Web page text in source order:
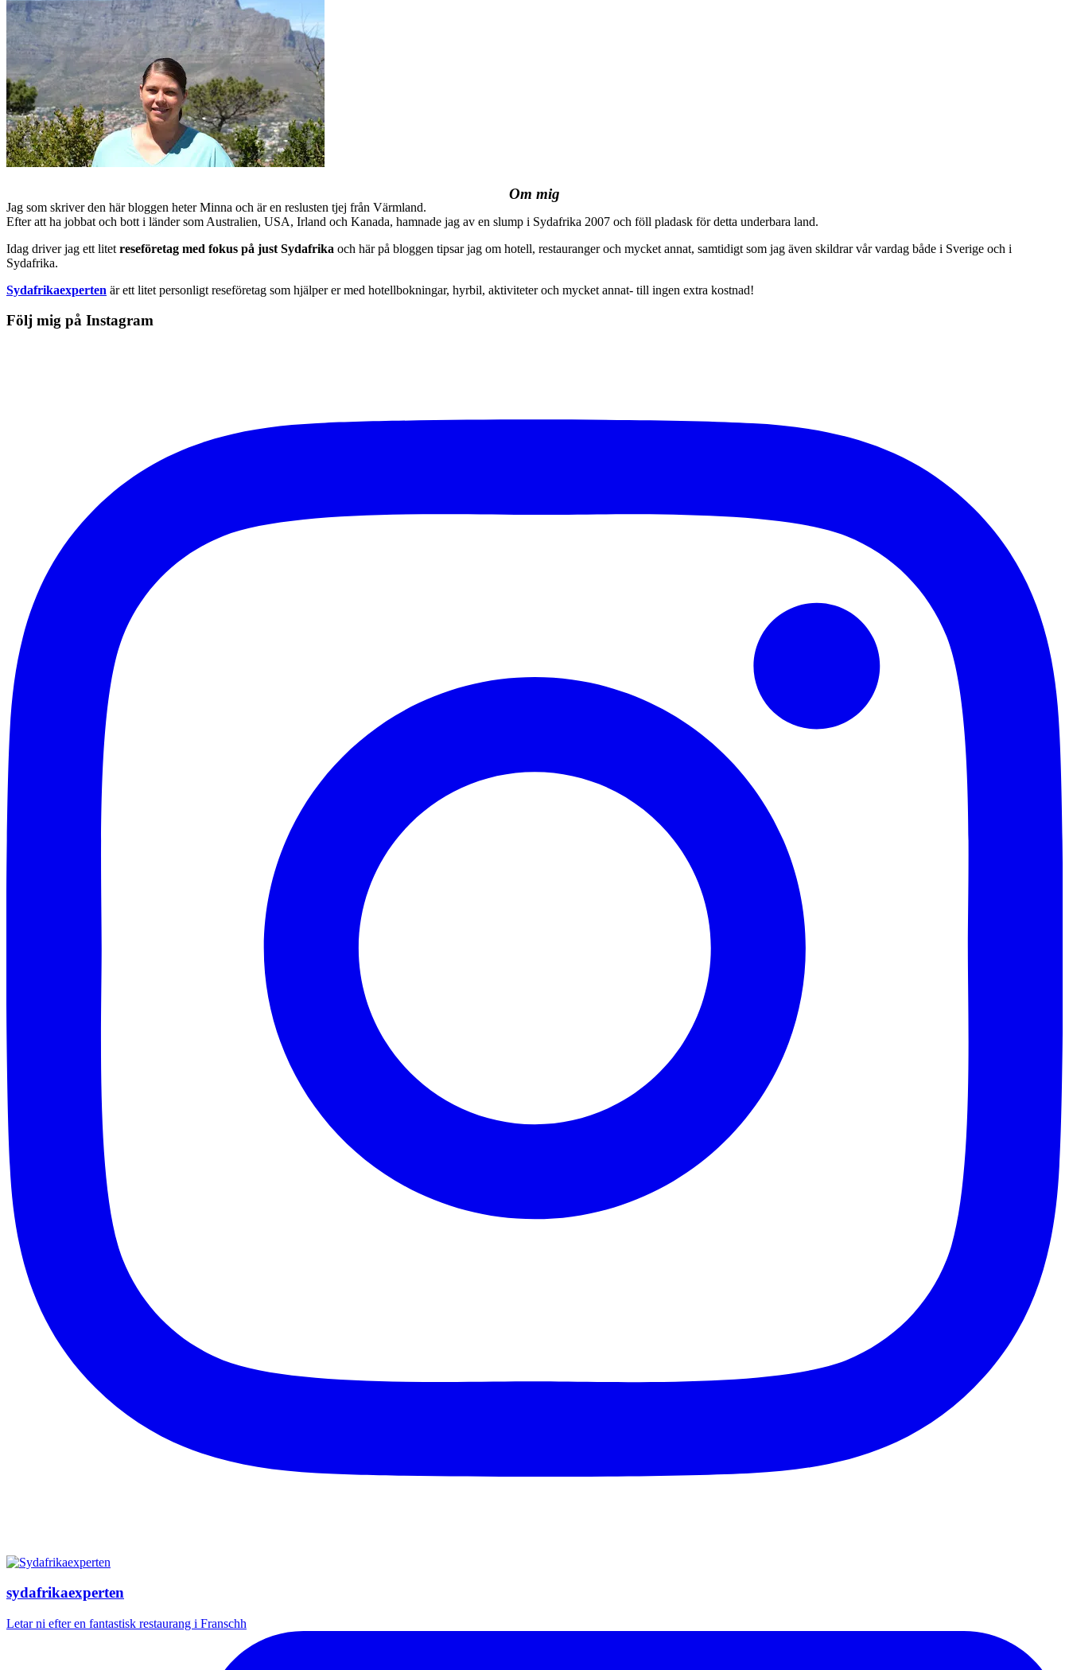
Om mig
Jag som skriver den här bloggen heter Minna och är en reslusten tjej från Värmland.
Efter att ha jobbat och bott i länder som Australien, USA, Irland och Kanada, hamnade jag av en slump i Sydafrika 2007 och föll pladask för detta underbara land.
Idag driver jag ett litet reseföretag med fokus på just Sydafrika och här på bloggen tipsar jag om hotell, restauranger och mycket annat, samtidigt som jag även skildrar vår vardag både i Sverige och i
Sydafrika.
Sydafrikaexperten är ett litet personligt reseföretag som hjälper er med hotellbokningar, hyrbil, aktiviteter och mycket annat- till ingen extra kostnad!
Följ mig på Instagram
sydafrikaexperten
Letar ni efter en fantastisk restaurang i Franschh